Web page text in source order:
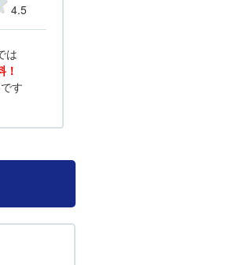
4.5
は
す